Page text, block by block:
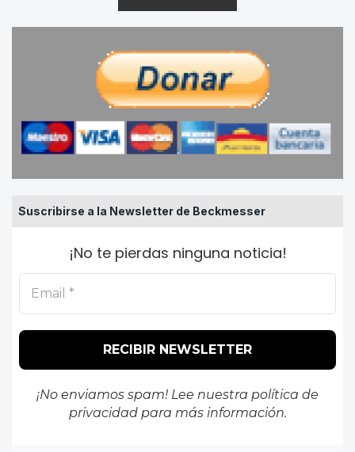
Suscribirse a la Newsletter de Beckmesser
¡No te pierdas ninguna noticia!
¡No enviamos spam! Lee nuestra política de
privacidadpara más información.